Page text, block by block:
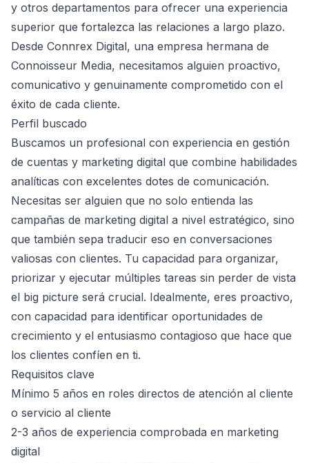
y otros departamentos para ofrecer una experiencia
superior que fortalezca las relaciones a largo plazo.
Desde Connrex Digital, una empresa hermana de
Connoisseur Media, necesitamos alguien proactivo,
comunicativo y genuinamente comprometido con el
éxito de cada cliente.
Perfil buscado
Buscamos un profesional con experiencia en gestión
de cuentas y marketing digital que combine habilidades
analíticas con excelentes dotes de comunicación.
Necesitas ser alguien que no solo entienda las
campañas de marketing digital a nivel estratégico, sino
que también sepa traducir eso en conversaciones
valiosas con clientes. Tu capacidad para organizar,
priorizar y ejecutar múltiples tareas sin perder de vista
el big picture será crucial. Idealmente, eres proactivo,
con capacidad para identificar oportunidades de
crecimiento y el entusiasmo contagioso que hace que
los clientes confíen en ti.
Requisitos clave
Mínimo 5 años en roles directos de atención al cliente
o servicio al cliente
2-3 años de experiencia comprobada en marketing
digital